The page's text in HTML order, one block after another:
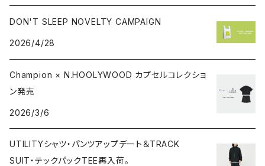
DON'T SLEEP NOVELTY CAMPAIGN
2026/4/28
Champion × N.HOOLYWOOD カプセルコレクショ
ン発売
2026/3/6
UTILITYシャツ・パンツアップデート＆TRACK
SUIT・テックパックTEE再入荷。